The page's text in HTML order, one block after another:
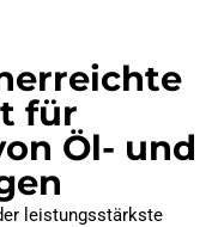
für
Öl- und
leistungsstärkste